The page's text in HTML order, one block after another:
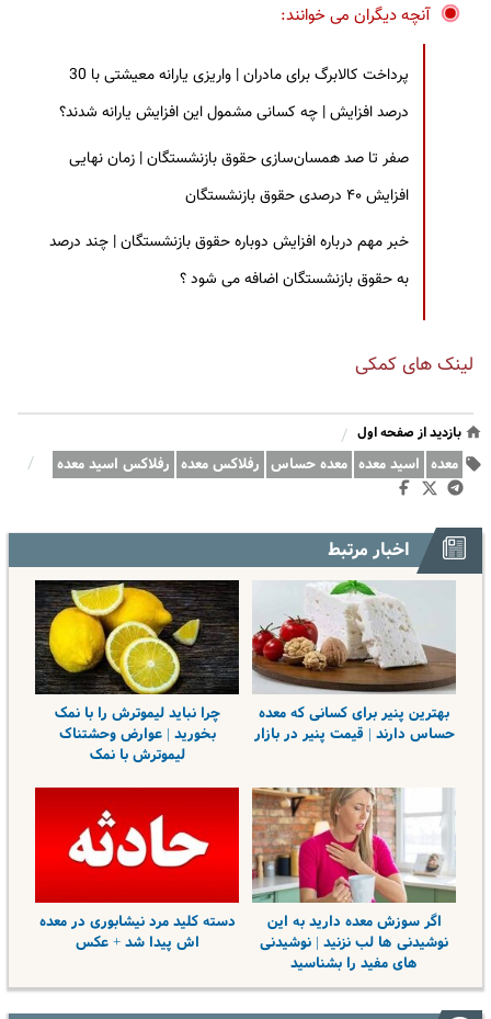
آنچه دیگران می خوانند:
پرداخت کالابرگ برای مادران | واریزی یارانه معیشتی با 30
درصد افزایش | چه کسانی مشمول این افزایش یارانه شدند؟
صفر تا صد همسان‌سازی حقوق بازنشستگان | زمان نهایی
افزایش ۴۰ درصدی حقوق بازنشستگان
خبر مهم درباره افزایش دوباره حقوق بازنشستگان | چند درصد
به حقوق بازنشستگان اضافه می شود ؟
لینک های کمکی
بازدید از صفحه اول /
معده اسید معده معده حساس رفلاکس معده رفلاکس اسید معده /
اخبار مرتبط
بهترین پنیر برای کسانی که معده
حساس دارند | قیمت پنیر در بازار
چرا نباید لیموترش را با نمک
بخورید | عوارض وحشتناک
لیموترش با نمک
اگر سوزش معده دارید به این
نوشیدنی ها لب نزنید | نوشیدنی
های مفید را بشناسید
دسته کلید مرد نیشابوری در معده
اش پیدا شد + عکس